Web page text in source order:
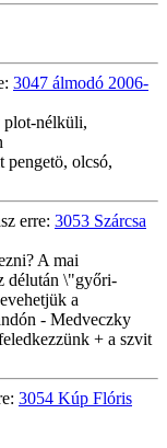
3047 álmodó 2006-
nélküli,
pengetö, olcsó,
erre: 3053 Szárcsa
A mai
délután \"győri-
a
- Medveczky
+ a szvit
3054 Kúp Flóris